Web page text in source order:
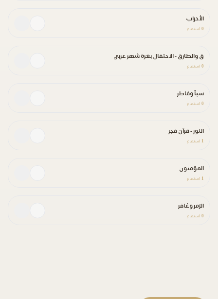
الأحزاب
0 استماع
ق والطارق - الاحتفال بغرة شهر عربي
0 استماع
سبأ وفاطر
0 استماع
النور - قرآن فجر
1 استماع
المؤمنون
1 استماع
الزمر وغافر
0 استماع